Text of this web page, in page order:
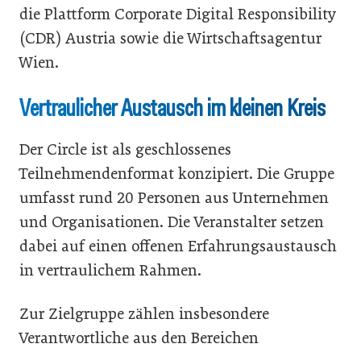
die Plattform Corporate Digital Responsibility
(CDR) Austria sowie die Wirtschaftsagentur
Wien.
Vertraulicher Austausch im kleinen Kreis
Der Circle ist als geschlossenes
Teilnehmendenformat konzipiert. Die Gruppe
umfasst rund 20 Personen aus Unternehmen
und Organisationen. Die Veranstalter setzen
dabei auf einen offenen Erfahrungsaustausch
in vertraulichem Rahmen.
Zur Zielgruppe zählen insbesondere
Verantwortliche aus den Bereichen